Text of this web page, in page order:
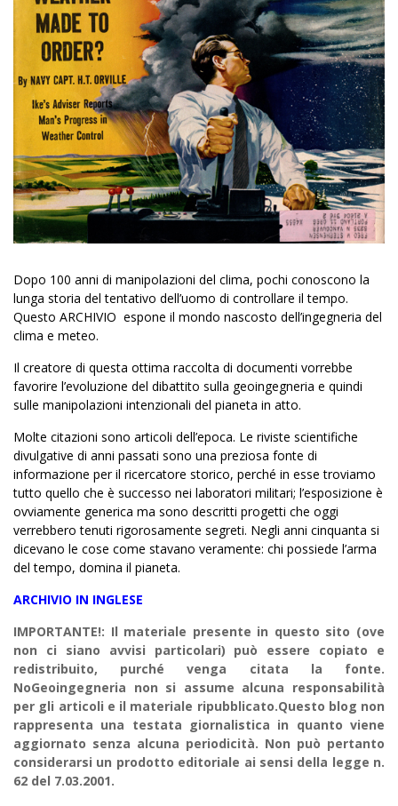
Dopo 100 anni di manipolazioni del clima, pochi conoscono la
lunga storia del tentativo dell’uomo di controllare il tempo.
Questo ARCHIVIO espone il mondo nascosto dell’ingegneria del
clima e meteo.
Il creatore di questa ottima raccolta di documenti vorrebbe
favorire l’evoluzione del dibattito sulla geoingegneria e quindi
sulle manipolazioni intenzionali del pianeta in atto.
Molte citazioni sono articoli dell’epoca. Le riviste scientifiche
divulgative di anni passati sono una preziosa fonte di
informazione per il ricercatore storico, perché in esse troviamo
tutto quello che è successo nei laboratori militari; l’esposizione è
ovviamente generica ma sono descritti progetti che oggi
verrebbero tenuti rigorosamente segreti. Negli anni cinquanta si
dicevano le cose come stavano veramente: chi possiede l’arma
del tempo, domina il pianeta.
ARCHIVIO IN INGLESE
IMPORTANTE!: Il materiale presente in questo sito (ove
non ci siano avvisi particolari) può essere copiato e
redistribuito, purché venga citata la fonte.
NoGeoingegneria non si assume alcuna responsabilità
per gli articoli e il materiale ripubblicato.Questo blog non
rappresenta una testata giornalistica in quanto viene
aggiornato senza alcuna periodicità. Non può pertanto
considerarsi un prodotto editoriale ai sensi della legge n.
62 del 7.03.2001.